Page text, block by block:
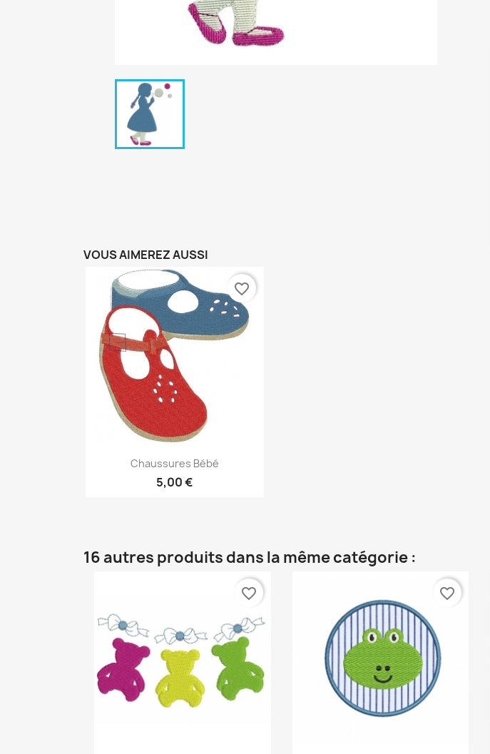
VOUS AIMEREZ AUSSI
Aperçu rapide
Chaussures Bébé
5,00 €
favorite_border
16 autres produits dans la même catégorie :
favorite_border favorite_border